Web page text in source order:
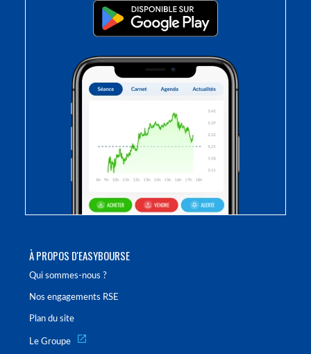
À PROPOS D'EASYBOURSE
Qui sommes-nous ?
Nos engagements RSE
Plan du site
Le Groupe